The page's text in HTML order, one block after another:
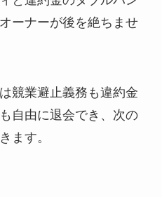
ーナーが後を絶ちませ
競業避止義務も違約金
自由に退会でき、次の
ます。